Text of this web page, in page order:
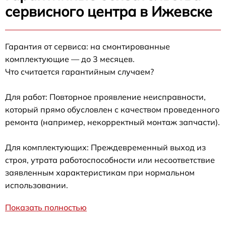
сервисного центра в Ижевске
Гарантия от сервиса: на смонтированные
комплектующие — до 3 месяцев.
Что считается гарантийным случаем?
Для работ: Повторное проявление неисправности,
который прямо обусловлен с качеством проведенного
ремонта (например, некорректный монтаж запчасти).
Для комплектующих: Преждевременный выход из
строя, утрата работоспособности или несоответствие
заявленным характеристикам при нормальном
использовании.
Показать полностью